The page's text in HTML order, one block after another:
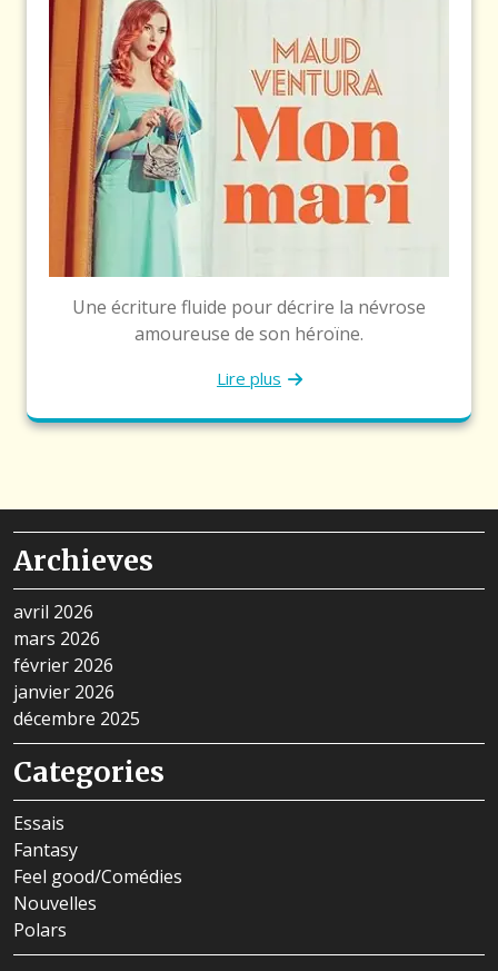
Une écriture fluide pour décrire la névrose
amoureuse de son héroïne.
Lire plus
Archieves
avril 2026
mars 2026
février 2026
janvier 2026
décembre 2025
Categories
Essais
Fantasy
Feel good/Comédies
Nouvelles
Polars